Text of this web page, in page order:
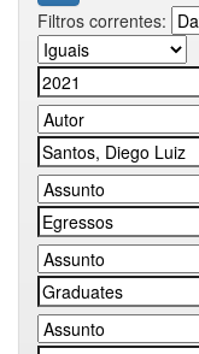
Filtros correntes: